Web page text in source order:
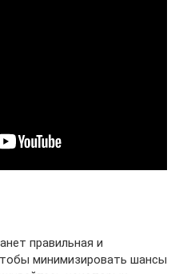
правильная и
минимизировать шансы